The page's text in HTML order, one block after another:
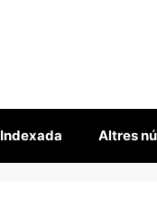
Indexada Altres